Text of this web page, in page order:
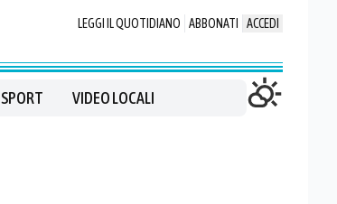
LEGGI IL QUOTIDIANO ABBONATI ACCEDI
SPORT VIDEO LOCALI